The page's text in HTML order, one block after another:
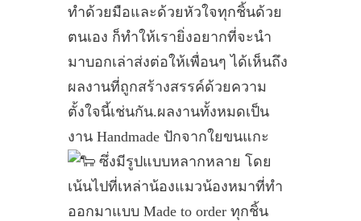
ทำด้วยมือและด้วยหัวใจทุกชิ้นด้วย
ตนเอง ก็ทำให้เรายิ่งอยากที่จะนำ
มาบอกเล่าส่งต่อให้เพื่อนๆ ได้เห็นถึง
ผลงานที่ถูกสร้างสรรค์ด้วยความ
ตั้งใจนี้เช่นกัน.ผลงานทั้งหมดเป็น
งาน Handmade ปักจากใยขนแกะ
ซึ่งมีรูปแบบหลากหลาย โดย
เน้นไปที่เหล่าน้องแมวน้องหมาที่ทำ
ออกมาแบบ Made to order ทุกชิ้น